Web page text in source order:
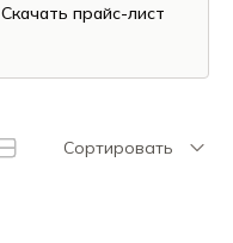
Скачать прайс-лист
Сортировать